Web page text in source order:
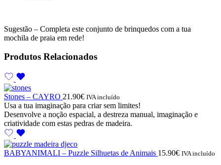
Sugestão – Completa este conjunto de brinquedos com a tua
mochila de praia em rede!
Produtos Relacionados
Stones – CAYRO 21.90€ IVA incluído
Usa a tua imaginação para criar sem limites!
Desenvolve a noção espacial, a destreza manual, imaginação e
criatividade com estas pedras de madeira.
BABYANIMALI – Puzzle Silhuetas de Animais 15.90€ IVA incluído